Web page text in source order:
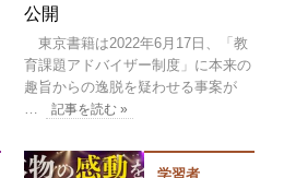
公開
東京書籍は2022年6月17日、「教
育課題アドバイザー制度」に本来の
趣旨からの逸脱を疑わせる事案が
記事を読む »
学習者